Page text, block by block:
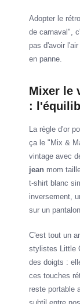
Adopter le
de carnaval",
pas d'avoir
en panne.
Mixer le
:
La règle d'or
ça le "Mix &
vintage avec
jean mom
t-shirt blanc
inversement,
sur un
C'est tout un
stylistes Little
des doigts :
ces touches
reste portable